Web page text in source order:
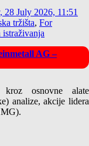
28 July 2026, 11:51
tržišta, For
istraživanja
AG –
osnovne alate
analize, akcije lidera